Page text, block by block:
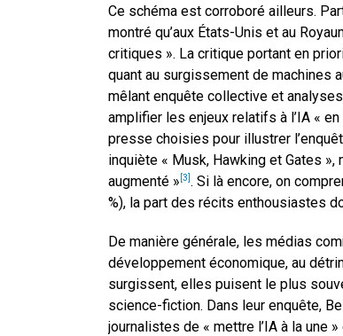
Ce schéma est corroboré ailleurs.
montré qu’aux États-Unis et au
critiques ». La critique portant en
quant au surgissement de machines
mêlant enquête collective et
amplifier les enjeux relatifs à l’IA «
presse choisies pour illustrer
inquiète « Musk, Hawking et Gates
augmenté » [3] . Si là encore, on
%), la part des récits enthousiastes
De manière générale, les médias
développement économique, au
surgissent, elles puisent le plus
science-fiction. Dans leur enquête,
journalistes de « mettre l’IA à la une